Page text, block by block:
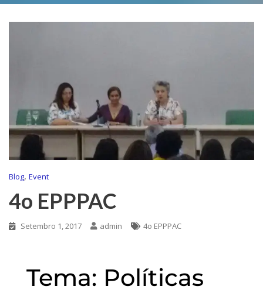
Blog, Event
4o EPPPAC
Setembro 1, 2017 admin 4o EPPPAC
Tema: Políticas